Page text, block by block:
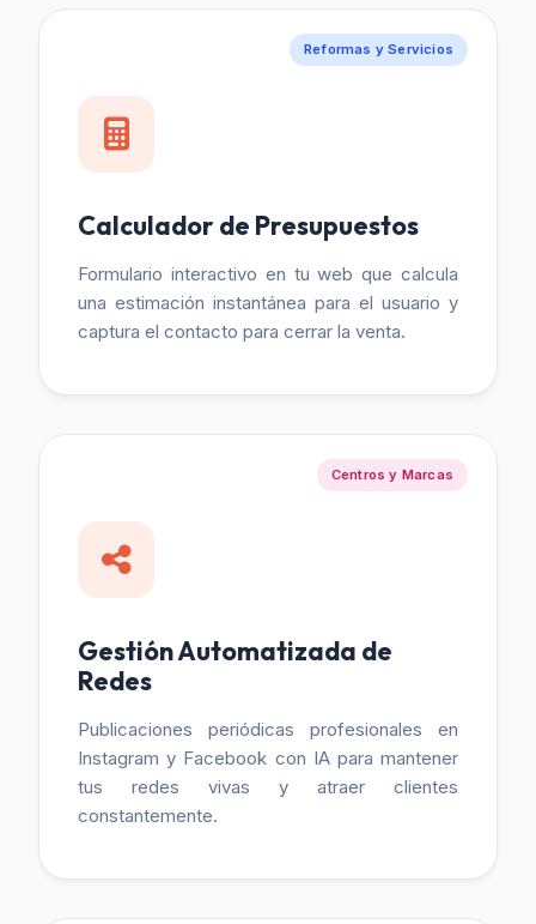
Reformas y Servicios
Calculador de Presupuestos
Formulario interactivo en tu web que calcula
una estimación instantánea para el usuario y
captura el contacto para cerrar la venta.
Centros y Marcas
Gestión Automatizada de
Redes
Publicaciones periódicas profesionales en
Instagram y Facebook con IA para mantener
tus redes vivas y atraer clientes
constantemente.